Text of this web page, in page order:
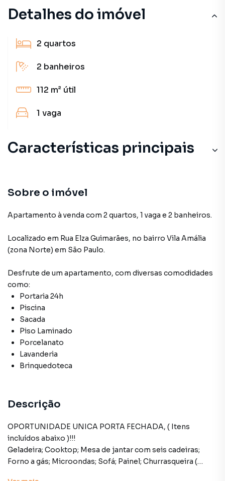
Detalhes do imóvel
2 quartos
2 banheiros
112 m² útil
1 vaga
Características principais
Sobre o imóvel
Apartamento à venda com 2 quartos, 1 vaga e 2 banheiros.
Localizado em Rua Elza Guimarães, no bairro Vila Amália
(zona Norte) em São Paulo.
Desfrute de um apartamento, com diversas comodidades
como:
Portaria 24h
Piscina
Sacada
Piso Laminado
Porcelanato
Lavanderia
Brinquedoteca
Descrição
OPORTUNIDADE UNICA PORTA FECHADA, ( Itens
incluídos abaixo )!!!
Geladeira; Cooktop; Mesa de jantar com seis cadeiras;
Forno a gás; Microondas; Sofá; Painel; Churrasqueira (